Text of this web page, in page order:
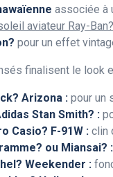
associée à
aviateur Ray-Ban?
pour un effet
finalisent le look
Arizona : pour un
Stan Smith? :
Casio? F-91W : clin
ou Miansai? :
Weekender :